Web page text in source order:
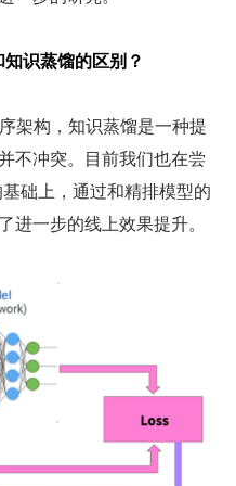
识蒸馏的区别？
架构，知识蒸馏是一种提
不冲突。目前我们也在尝
础上，通过和精排模型的
一步的线上效果提升。